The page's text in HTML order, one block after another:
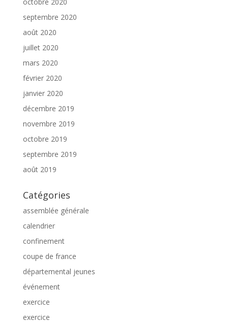
septembre 2020
août 2020
juillet 2020
mars 2020
février 2020
janvier 2020
décembre 2019
novembre 2019
octobre 2019
septembre 2019
août 2019
Catégories
assemblée générale
calendrier
confinement
coupe de france
départemental jeunes
événement
exercice
exercice